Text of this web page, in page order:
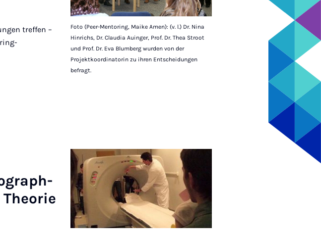
Foto (Peer-Mentoring, Maike Amen): (v. l.) Dr. Nina
Hinrichs, Dr. Claudia Auinger, Prof. Dr. Thea Stroot
und Prof. Dr. Eva Blumberg wurden von der
Projektkoordinatorin zu ihren Entscheidungen
befragt.
treffen –